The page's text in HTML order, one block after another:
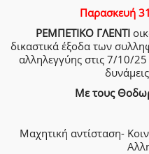
Παρασκευή
ΡΕΜΠΕΤΙΚΟ ΓΛΕΝΤΙ
δικαστικά έξοδα των
αλληλεγγύης στις 7/10/
Με τους
Μαχητική αντίσταση-